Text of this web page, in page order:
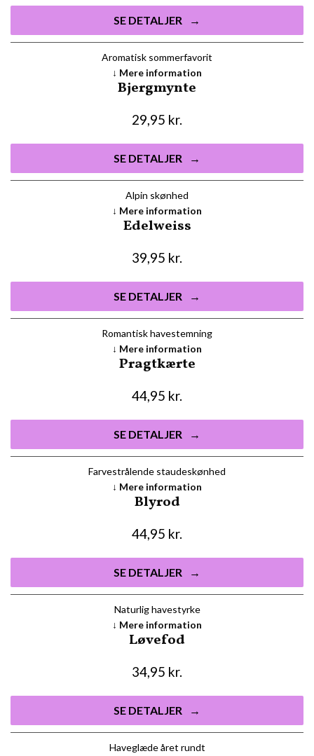
SE DETALJER
Aromatisk sommerfavorit
Bjergmynte
29,95 kr.
SE DETALJER
Mere information
Alpin skønhed
Edelweiss
39,95 kr.
SE DETALJER
Mere information
Romantisk havestemning
Pragtkærte
44,95 kr.
SE DETALJER
Mere information
Farvestrålende staudeskønhed
Blyrod
44,95 kr.
SE DETALJER
Mere information
Naturlig havestyrke
Løvefod
34,95 kr.
SE DETALJER
Mere information
Haveglæde året rundt